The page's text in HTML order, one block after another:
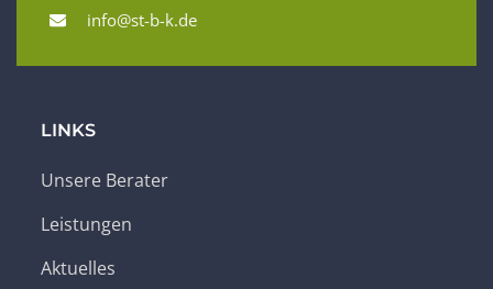
info@st-b-k.de
LINKS
Unsere Berater
Leistungen
Aktuelles